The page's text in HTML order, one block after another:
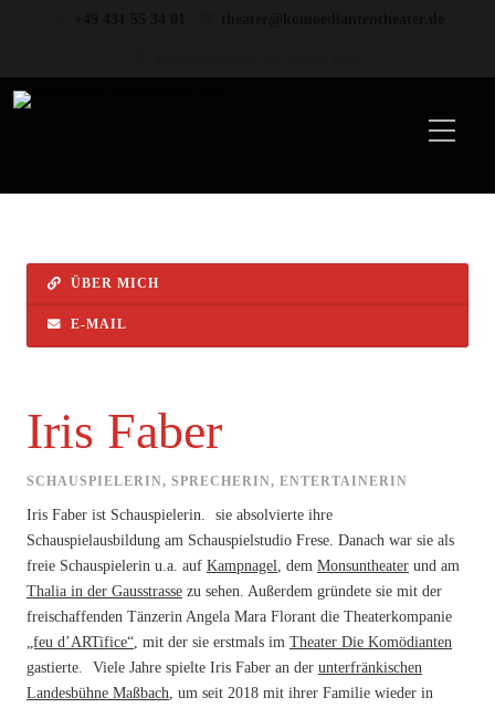
ÜBER MICH
E-MAIL
Iris Faber
SCHAUSPIELERIN, SPRECHERIN, ENTERTAINERIN
Iris Faber ist Schauspielerin. sie absolvierte ihre
Schauspielausbildung am Schauspielstudio Frese. Danach war sie als
freie Schauspielerin u.a. auf Kampnagel , dem Monsuntheater und am
Thalia in der Gausstrasse zu sehen. Außerdem gründete sie mit der
freischaffenden Tänzerin Angela Mara Florant die Theaterkompanie
„feu d’ARTifice“ , mit der sie erstmals im Theater Die Komödianten
gastierte. Viele Jahre spielte Iris Faber an der unterfränkischen
Landesbühne Maßbach , um seit 2018 mit ihrer Familie wieder in